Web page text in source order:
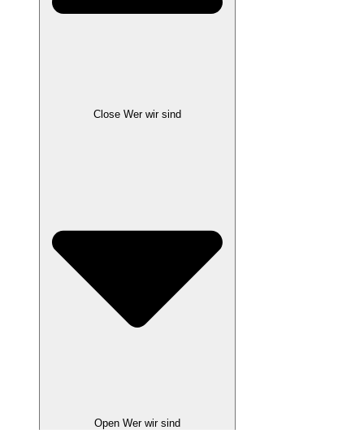
Close Wer wir sind
Open Wer wir sind